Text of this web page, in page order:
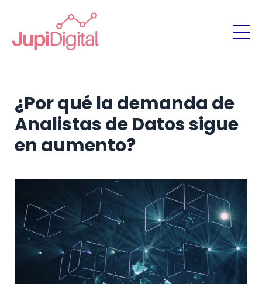
¿Por qué la demanda de
Analistas de Datos sigue
en aumento?